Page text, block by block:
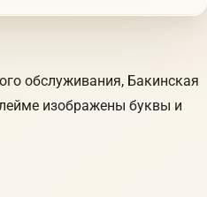
обслуживания, Бакинская
изображены буквы и